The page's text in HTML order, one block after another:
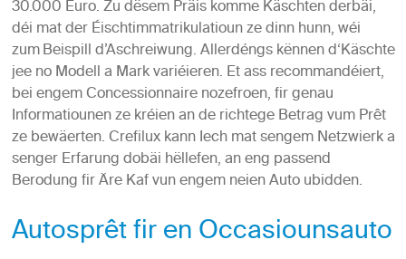
30.000 Euro. Zu dësem Präis komme Käschten derbäi,
déi mat der Éischtimmatrikulatioun ze dinn hunn, wéi
zumBeispill d’Aschreiwung. Allerdéngs kënnen d‘Käschte
jee no Modell a Mark variéieren. Et ass recommandéiert,
bei engem Concessionnaire nozefroen, fir genau
Informatiounen ze kréien an de richtege Betrag vum Prêt
ze bewäerten. Crefilux kann Iech mat sengem Netzwierk a
senger Erfarung dobäi hëllefen, an eng passend
Berodung fir Äre Kaf vun engem neien Auto ubidden.
Autosprêt fir en Occasiounsauto